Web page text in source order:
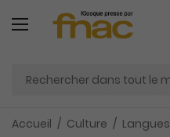
Accueil Culture Langues